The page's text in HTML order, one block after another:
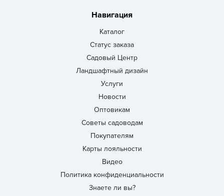
Навигация
Каталог
Статус заказа
Садовый Центр
Ландшафтный дизайн
Услуги
Новости
Оптовикам
Советы садоводам
Покупателям
Карты лояльности
Видео
Политика конфиденциальности
Знаете ли вы?